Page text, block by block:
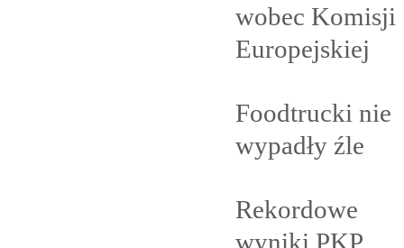
wobec Komisji
Europejskiej
Foodtrucki nie
wypadły źle
Rekordowe
wyniki PKP